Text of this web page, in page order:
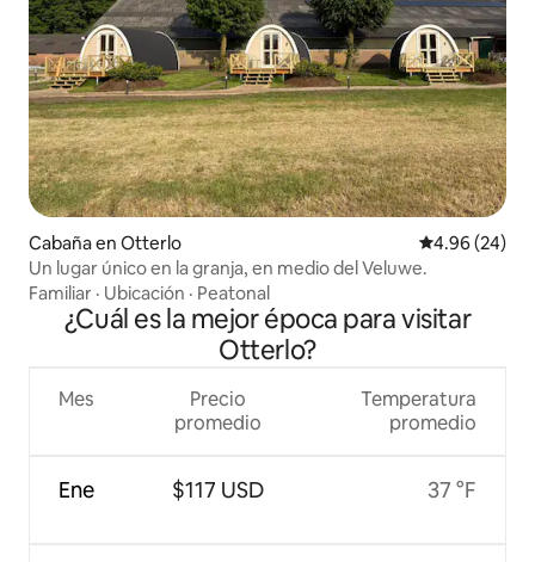
Cabaña en Otterlo Calificación
4.96 (24)
Un lugar único en la granja, en medio del Veluwe.
Familiar · Ubicación · Peatonal
¿Cuál es la mejor época para visitar
Otterlo?
Mes
Ene
Precio
promedio
$117 USD
Temperatura
promedio
37 °F